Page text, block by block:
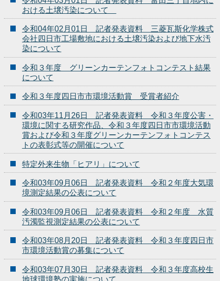
おける土壌汚染について
令和04年02月01日 記者発表資料 三菱瓦斯化学株式
会社四日市工場敷地における土壌汚染および地下水汚
染について
令和３年度 グリーンカーテンフォトコンテスト結果
について
令和３年度四日市市環境活動賞 受賞者紹介
令和03年11月26日 記者発表資料 令和３年度公害・
環境に関する研究作品、令和３年度四日市市環境活動
賞および令和３年度グリーンカーテンフォトコンテス
トの表彰式等の開催について
特定外来生物「ヒアリ」について
令和03年09月06日 記者発表資料 令和２年度大気環
境測定結果の公表について
令和03年09月06日 記者発表資料 令和２年度 水質
汚濁監視測定結果の公表について
令和03年08月20日 記者発表資料 令和３年度四日市
市環境活動賞の募集について
令和03年07月30日 記者発表資料 令和３年度高校生
地球環境塾の実施について